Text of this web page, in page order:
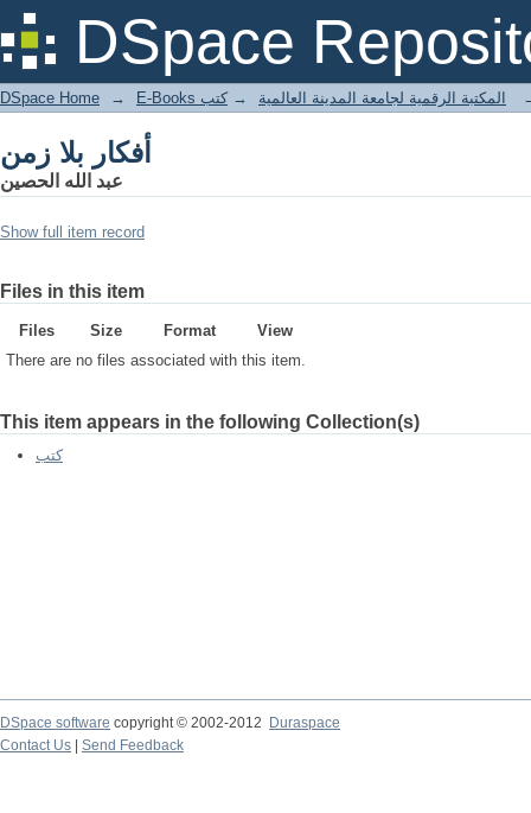
DSpace
أفكار بلا زمن
DSpace Home → E-Books المكتبة الرقمية لجامعة المدينة العالمية → كتب
أفكار بلا زمن
عبد الله الحصين
Show full item record
Files in this item
Files Size Format
View
There are no files associated with this item.
This item appears in the following Collection(s)
كتب
DSpace software copyright © 2002-2012
Duraspace
Contact Us
Send Feedback